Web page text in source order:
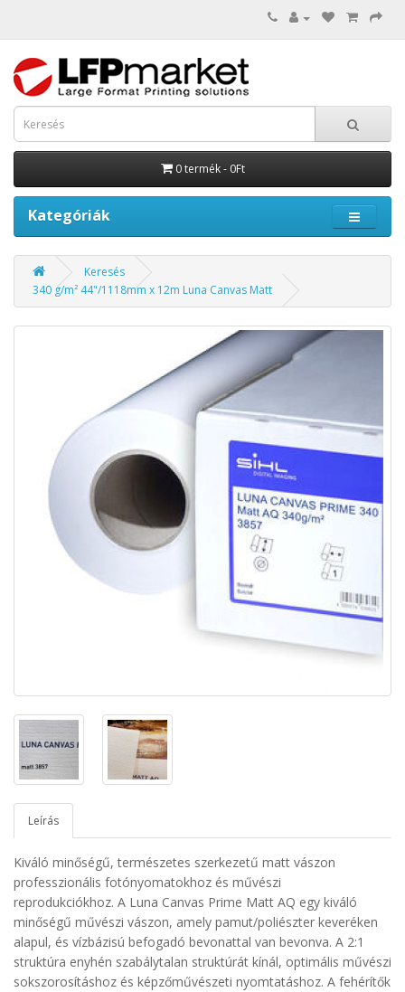
0 termék - 0Ft
Kategóriák
Keresés
340 g/m² 44"/1118mm x 12m Luna Canvas Matt
Leírás
Kiváló minőségű, természetes szerkezetű matt vászon
professzionális fotónyomatokhoz és művészi
reprodukciókhoz. A Luna Canvas Prime Matt AQ egy kiváló
minőségű művészi vászon, amely pamut/poliészter keveréken
alapul, és vízbázisú befogadó bevonattal van bevonva. A 2:1
struktúra enyhén szabálytalan struktúrát kínál, optimális művészi
sokszorosításhoz és képzőművészeti nyomtatáshoz. A fehérítők